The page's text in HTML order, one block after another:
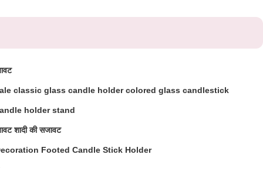
classic glass candle holder colored glass candlestick
holder stand
शादी की सजावट
Footed Candle Stick Holder